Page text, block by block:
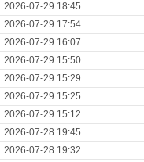
2026-07-29 18:45
2026-07-29 17:54
2026-07-29 16:07
2026-07-29 15:50
2026-07-29 15:29
2026-07-29 15:25
2026-07-29 15:12
2026-07-28 19:45
2026-07-28 19:32